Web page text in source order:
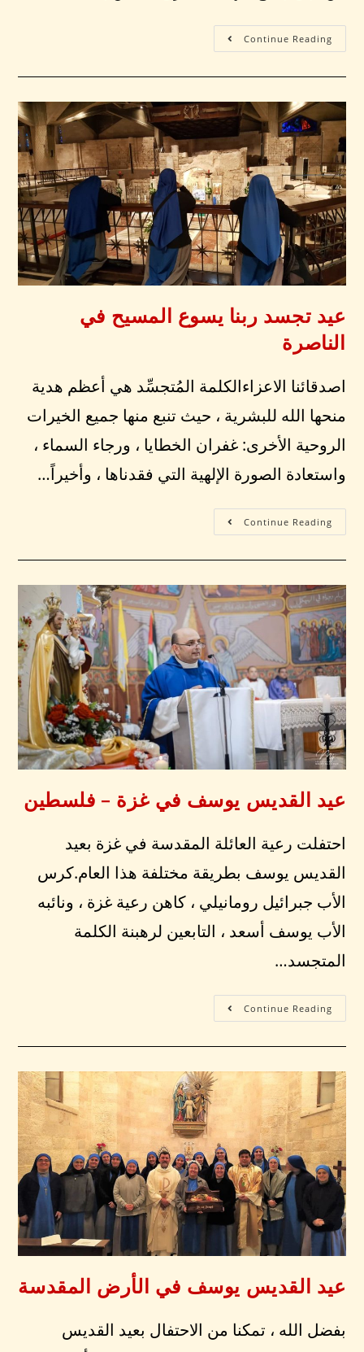
Continue Reading
عيد تجسد ربنا يسوع المسيح في
الناصرة
اصدقائنا الاعزاءالكلمة المُتجسِّد هي أعظم هدية
منحها الله للبشرية ، حيث تنبع منها جميع الخيرات
الروحية الأخرى: غفران الخطايا ، ورجاء السماء ،
واستعادة الصورة الإلهية التي فقدناها ، وأخيراً…
Continue Reading
عيد القديس يوسف في غزة – فلسطين
احتفلت رعية العائلة المقدسة في غزة بعيد
القديس يوسف بطريقة مختلفة هذا العام.كرس
الأب جبرائيل رومانيلي ، كاهن رعية غزة ، ونائبه
الأب يوسف أسعد ، التابعين لرهبنة الكلمة
المتجسد…
Continue Reading
عيد القديس يوسف في الأرض المقدسة
بفضل الله ، تمكنا من الاحتفال بعيد القديس